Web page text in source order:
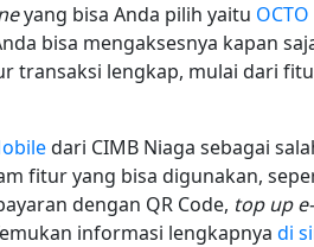
yang bisa Anda pilih yaitu
bisa mengaksesnya kapan
transaksi lengkap, mulai dari
dari CIMB Niaga sebagai
fitur yang bisa digunakan,
dengan QR Code, top up
informasi lengkapnya di